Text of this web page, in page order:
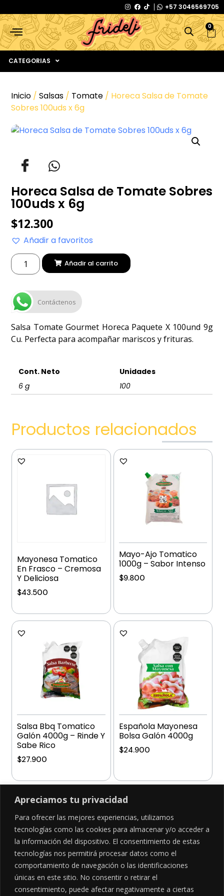
Apreciamos tu privacidad
Para ofrecer las mejores experiencias, utilizamos
tecnologías como las cookies para almacenar y/o acceder a
la información del dispositivo. El consentimiento de estas
tecnologías nos permitirá procesar datos como el
comportamiento de navegación o las identificaciones
únicas en este sitio. No consentir o retirar el
consentimiento, puede afectar negativamente a ciertas
+57 3046569705
0
CATEGORIAS
Inicio /Salsas / Tomate / Horeca Salsa de Tomate
Sobres 100uds x 6g
Horeca Salsa de Tomate Sobres
100uds x 6g
$12.300
Añadir a favoritos
Añadir al carrito
Contáctenos
Salsa Tomate Gourmet Horeca Paquete X 100und 9g
Cu. Perfecta para acompañar mariscos y frituras.
Cont. Neto
6 g
Unidades
100
Productos relacionados
Mayonesa Tomatico
En Frasco – Cremosa
Y Deliciosa
$43.500
Mayo-Ajo Tomatico
1000g – Sabor Intenso
$9.800
Salsa Bbq Tomatico
Galón 4000g – Rinde Y
Sabe Rico
$27.900
Española Mayonesa
Bolsa Galón 4000g
$24.900
SÍGUENOS EN